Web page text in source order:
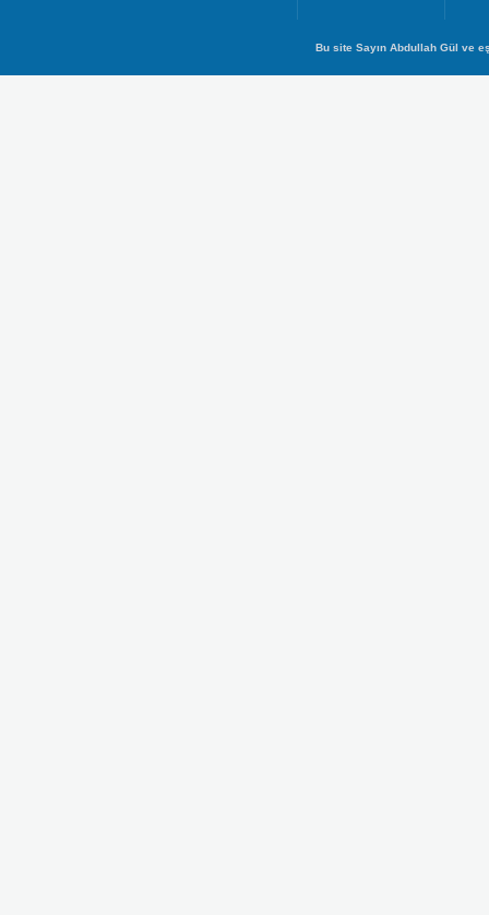
Bu site Sayın Abdullah Gül ve